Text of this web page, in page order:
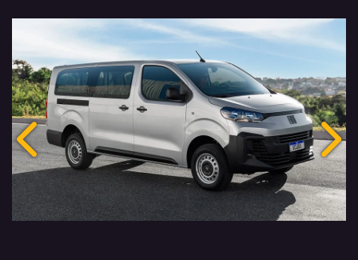
Anterior